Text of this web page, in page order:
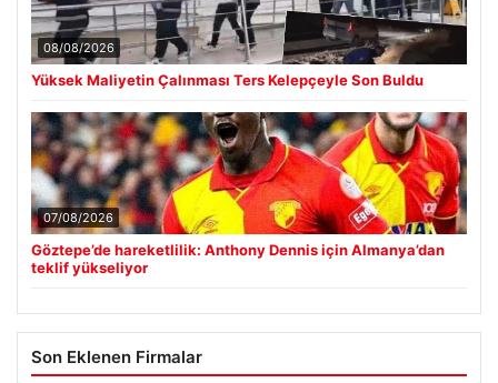
08/08/2026
Yüksek Maliyetin Çalınması Ters Kelepçeyle Son Buldu
07/08/2026
Göztepe’de hareketlilik: Anthony Dennis için Almanya’dan
teklif yükseliyor
Son Eklenen Firmalar